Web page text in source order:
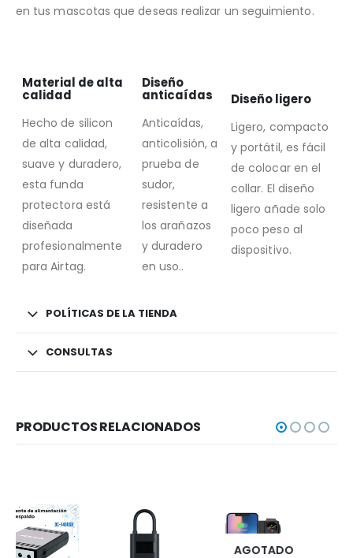
en tus mascotas que deseas realizar un seguimiento.
Material de alta
calidad
Hecho de silicon
de alta calidad,
suave y duradero,
esta funda
protectora está
diseñada
profesionalmente
para Airtag.
Diseño
anticaídas
Anticaídas,
anticolisión, a
prueba de
sudor,
resistente a
los arañazos
y duradero
en uso..
Diseño ligero
Ligero, compacto
y portátil, es fácil
de colocar en el
collar. El diseño
ligero añade solo
poco peso al
dispositivo.
POLÍTICAS DE LA TIENDA
CONSULTAS
PRODUCTOS RELACIONADOS